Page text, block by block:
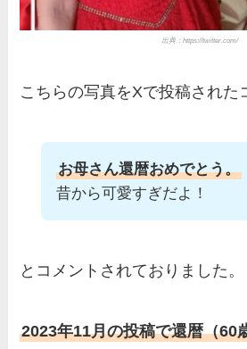
出典： https://twitter.com/
こちらの写真をXで投稿された
お母さん還暦おめでとう。
昔から可愛すぎだよ！
とコメントされておりました。
2023年11月の投稿で還暦（60